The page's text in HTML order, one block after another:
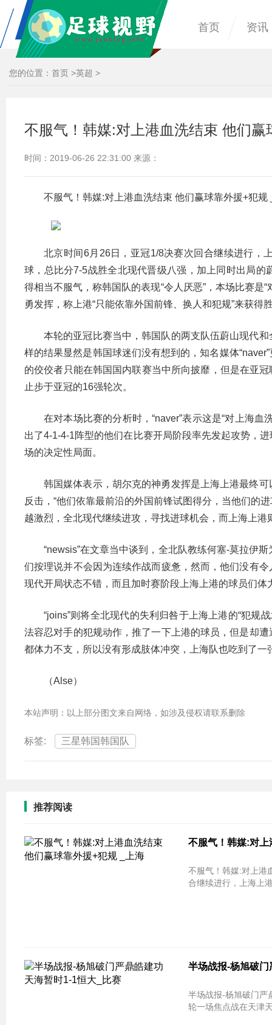
首页 资讯
您的位置： 首页 >英超 >
不服气！韩媒:对上港血洗结束 他们赢
时间：2019-06-26 22:31:00 来源：
不服气！韩媒:对上港血洗结束 他们赢球靠外援+犯规
北京时间6月26日，亚冠1/8决赛次回合继续进行，
球，总比分7-5战胜全北现代晋级八强，加上同时出局
得相当不服气，称韩国队的表现“令人厌恶”，本场比赛是
勇发挥，称上港“只能依靠外国前锋、换人和犯规”来获得
本轮的亚冠比赛当中，韩国队的两支队伍蔚山现代
样的结果显然是韩国球迷们没有想到的，知名媒体
的佼佼者只能在韩国国内联赛当中所向披靡，但是在亚
止步于亚冠的16强轮次。
在对本场比赛的分析时，“naver”表示这是“对上海
出了4-1-4-1阵型的他们在比赛开局阶段率先发起攻势，
场的决定性局面。
韩国媒体表示，胡尔克的神勇发挥是上海上港最终
反击，“他们依靠最前沿的外国前锋试图得分，当他们的
越激烈，全北现代继续进攻，寻找进球机会，而上海上港
“newsis”在文章当中谈到，全北队教练何塞-莫拉伊
们按理说并不会因为连续作战而疲惫，然而，他们没有
现代开局状态不错，而且加时赛阶段上海上港的球员们
“joins”则将全北现代的失利归咎于上海上港的“犯规
法容忍对手的犯规动作，推了一下上港的球员，但是却
都体力不支，所以没有形成肢体冲突，上海队也吃到了一
（Alse）
本站声明：以上部分图文来自网络，如涉及侵权请联系删除
标签: 三星韩国韩国队
推荐阅读
不服气！韩媒:对上
不服气！韩媒:对上港血洗结束 他
合继续进行，上海上
半场战报-杨旭破
半场战报-杨旭破门严鼎皓建功 天海暂
轮一场焦点战在天津